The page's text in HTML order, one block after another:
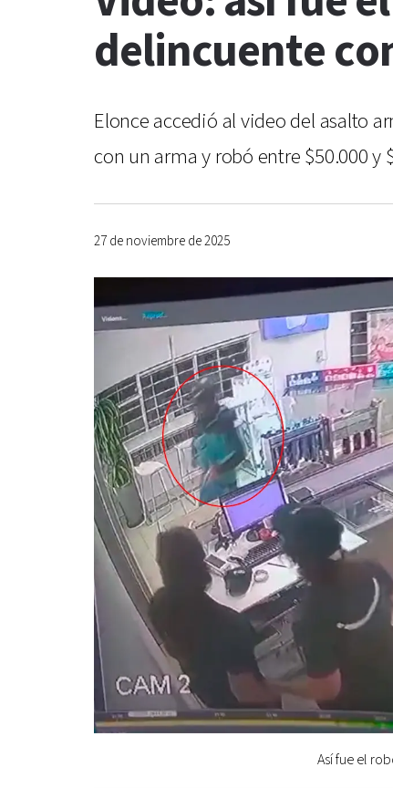
delincuente
Elonce accedió al video del asalto
con un arma y robó entre $50.000 y
27 de noviembre de 2025
Así fue el